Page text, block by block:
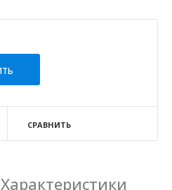
СРАВНИТЬ
Характеристики